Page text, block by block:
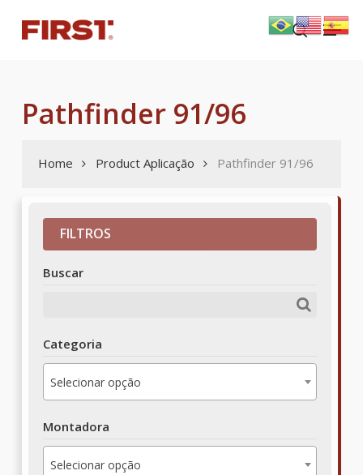
main
search
Menu
Pathfinder 91/96
Home Product Aplicação Pathfinder 91/96
FILTROS
Buscar
Categoria
Selecionar opção
Montadora
Selecionar opção